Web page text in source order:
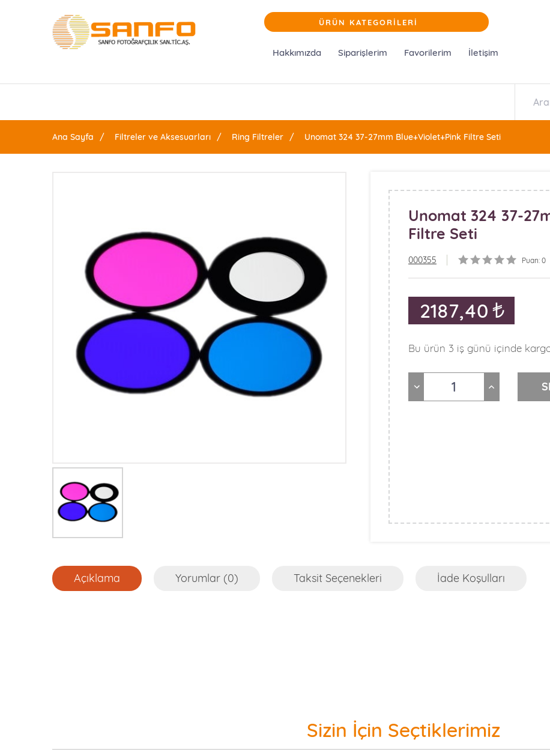
ÜRÜN KATEGORİLERİ
Hakkımızda Siparişlerim Favorilerim İletişim
Ana Sayfa Filtreler ve Aksesuarları Ring Filtreler Unomat 324 37-27mm Blue+Violet+Pink Filtre Seti
Unomat 324 37-
Filtre Seti
000355 Puan: 0
2187,40
Bu ürün 3 iş günü içinde
Açıklama Yorumlar (0) Taksit Seçenekleri İade Koşulları
Sizin İçin Seçtiklerimiz